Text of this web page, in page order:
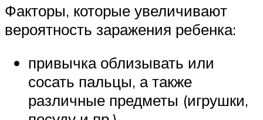
Факторы, которые увеличивают
вероятность заражения ребенка:
привычка облизывать или
сосать пальцы, а также
различные предметы (игрушки,